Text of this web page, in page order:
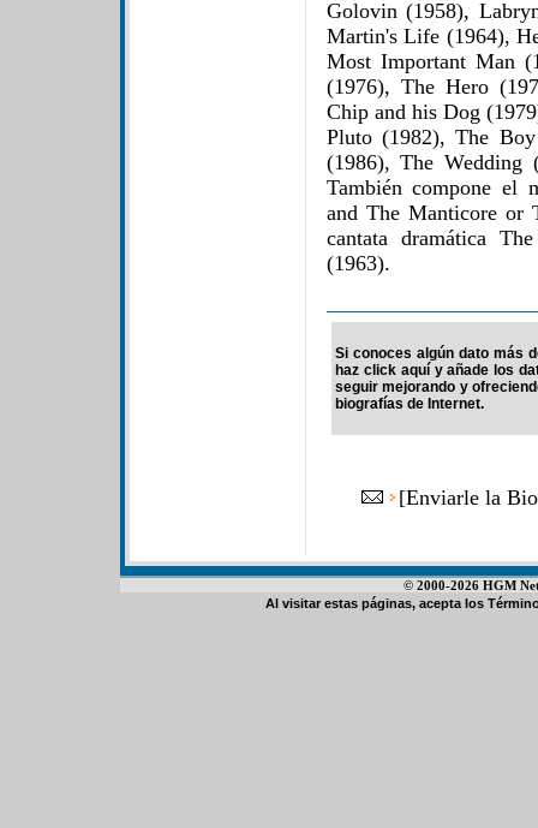
Golovin (1958),
Martin's Life (1964),
Most Important Man
(1976), The Hero
Chip and his Dog
Pluto (1982), The
(1986), The
También compone el
and The Manticore or
cantata dramática
(1963).
Si conoces algún dato más
haz click aquí y añade los
seguir mejorando y
biografías de Internet.
[Enviarle la
© 2000-2026 HGM
Al visitar estas páginas, acepta los